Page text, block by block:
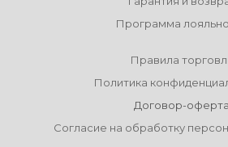
Программа
Правила
Политика
Договор-оферта
Согласие на обработку